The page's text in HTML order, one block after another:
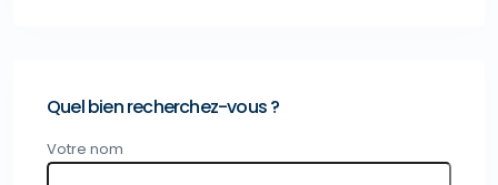
Quel bien recherchez-vous ?
Votre nom